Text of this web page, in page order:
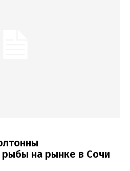
на рынке в Сочи